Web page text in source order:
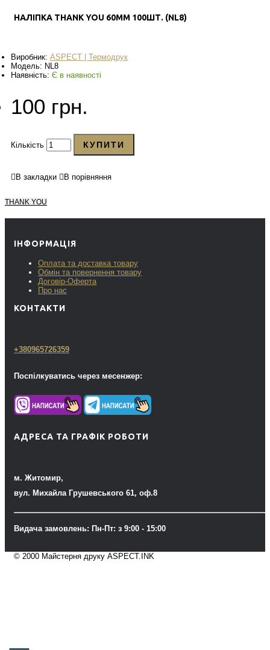
НАЛІПКА THANK YOU 60ММ 100ШТ. (NL8)
Виробник: ASPECT | Термодрук
Модель: NL8
Наявність: Є в наявності
100 грн.
Кількість КУПИТИ
В закладки В порівняння
THANK YOU
ІНФОРМАЦІЯ
Оплата та доставка товару
Обмін та повернення товару
Договір-Оферта
Про нас
КОНТАКТИ
+380965726359
Поспілкуватись через месенжер:
АДРЕСА ТА ГРАФІК РОБОТИ
м. Житомир,
вул. Михайла Грушевського 61, оф.8
Видача замовлень: Пн-Пт: з 9:00 - 15:00
© 2000 Майстерня друку ASPECT.INK